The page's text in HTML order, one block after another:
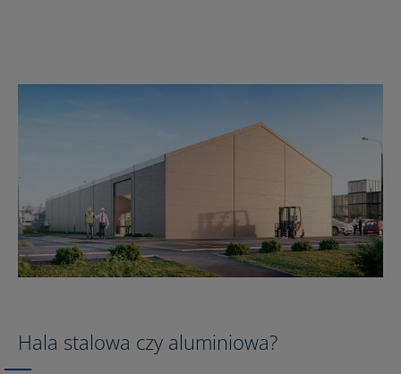
Hala stalowa czy aluminiowa?